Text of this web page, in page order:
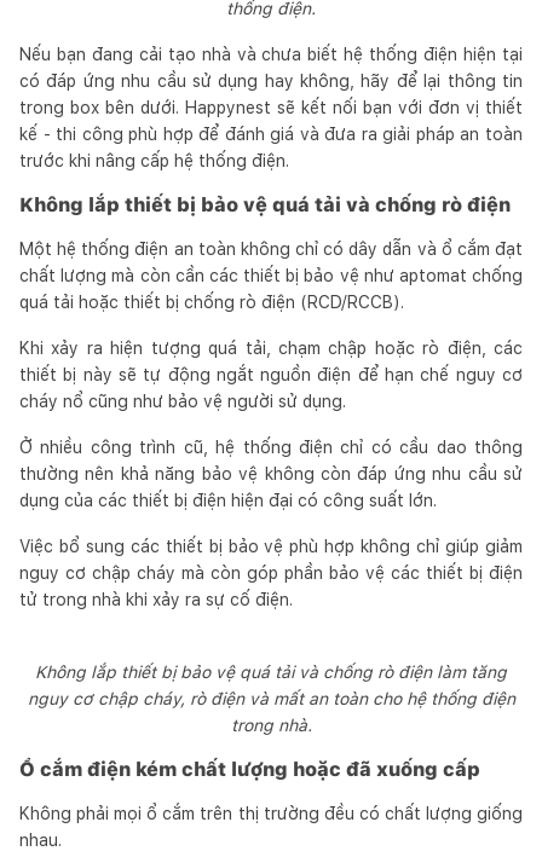
thống điện.
Nếu bạn đang cải tạo nhà và chưa biết hệ thống điện hiện tại
có đáp ứng nhu cầu sử dụng hay không, hãy để lại thông tin
trong box bên dưới. Happynest sẽ kết nối bạn với đơn vị thiết
kế - thi công phù hợp để đánh giá và đưa ra giải pháp an toàn
trước khi nâng cấp hệ thống điện.
Không lắp thiết bị bảo vệ quá tải và chống rò điện
Một hệ thống điện an toàn không chỉ có dây dẫn và ổ cắm đạt
chất lượng mà còn cần các thiết bị bảo vệ như aptomat chống
quá tải hoặc thiết bị chống rò điện (RCD/RCCB).
Khi xảy ra hiện tượng quá tải, chạm chập hoặc rò điện, các
thiết bị này sẽ tự động ngắt nguồn điện để hạn chế nguy cơ
cháy nổ cũng như bảo vệ người sử dụng.
Ở nhiều công trình cũ, hệ thống điện chỉ có cầu dao thông
thường nên khả năng bảo vệ không còn đáp ứng nhu cầu sử
dụng của các thiết bị điện hiện đại có công suất lớn.
Việc bổ sung các thiết bị bảo vệ phù hợp không chỉ giúp giảm
nguy cơ chập cháy mà còn góp phần bảo vệ các thiết bị điện
tử trong nhà khi xảy ra sự cố điện.
Không lắp thiết bị bảo vệ quá tải và chống rò điện làm tăng
nguy cơ chập cháy, rò điện và mất an toàn cho hệ thống điện
trong nhà.
Ổ cắm điện kém chất lượng hoặc đã xuống cấp
Không phải mọi ổ cắm trên thị trường đều có chất lượng giống
nhau.